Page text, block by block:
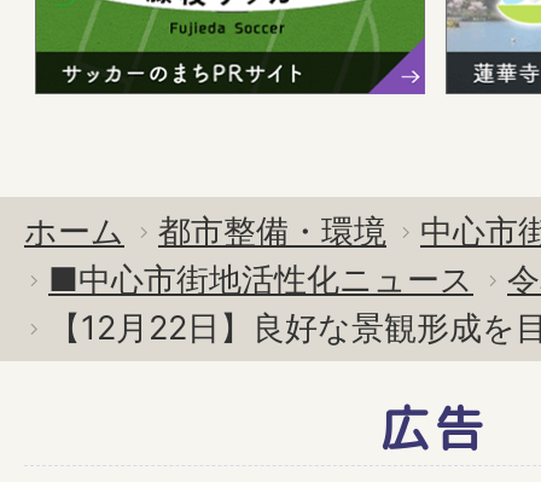
ホーム 都市整備・環境
中心市
■中心市街地活性化ニュース
【12月22日】良好な景観形成を
広告